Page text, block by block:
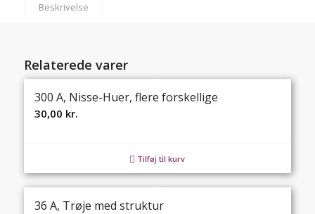
Beskrivelse
Relaterede varer
300 A, Nisse-Huer, flere forskellige
30,00 kr.
Tilføj til kurv
36 A, Trøje med struktur